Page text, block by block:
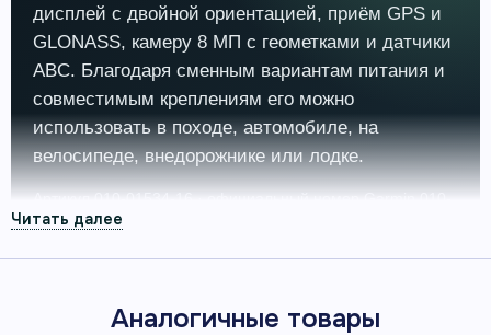
дисплей с двойной ориентацией, приём GPS и
GLONASS, камеру 8 МП с геометками и датчики
ABC. Благодаря сменным вариантам питания и
совместимым креплениям его можно
использовать в походе, автомобиле, на
велосипеде, внедорожнике или лодке.
01534-16
Аналогичные товары